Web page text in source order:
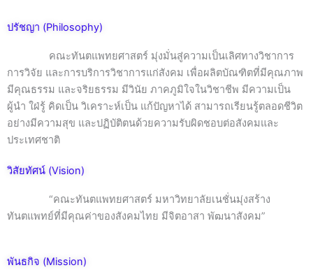
ปรัชญา (Philosophy)
คณะทันตแพทยศาสตร์ มุ่งมั่นสู่ความเป็นเลิศทางวิชาการ
การวิจัย และการบริการวิชาการแก่สังคม เพื่อผลิตบัณฑิตที่มีคุณภาพ
มีคุณธรรม และจริยธรรม มีวินัย ภาคภูมิใจในวิชาชีพ มีความเป็น
ผู้นำ ใฝ่รู้ คิดเป็น วิเคราะห์เป็น แก้ปัญหาได้ สามารถเรียนรู้ตลอดชีวิต
อย่างมีความสุข และปฏิบัติตนด้วยความรับผิดชอบต่อสังคมและ
ประเทศชาติ
วิสัยทัศน์ (Vision)
“คณะทันตแพทยศาสตร์ มหาวิทยาลัยเนชั่นมุ่งสร้าง
ทันตแพทย์ที่มีคุณค่าของสังคมไทย มีจิตอาสา พัฒนาสังคม”
พันธกิจ (Mission)